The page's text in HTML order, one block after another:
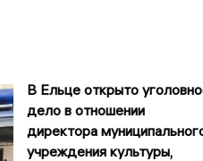
В Ельце открыто
дело в отношении
директора
учреждения культуры,